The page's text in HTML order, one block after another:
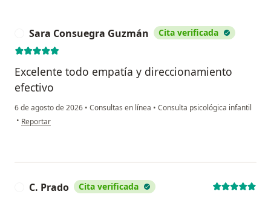
Sara Consuegra Guzmán Cita verificada
Excelente todo empatía y direccionamiento
efectivo
6 de agosto de 2026 • Consultas en línea • Consulta psicológica infantil
• en opinión del usuario Sara Consuegra Guzmán
Reportar
C. Prado Cita verificada